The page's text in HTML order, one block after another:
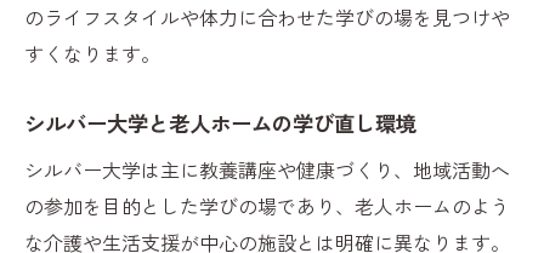
のライフスタイルや体力に合わせた学びの場を見つけや
すくなります。
シルバー大学と老人ホームの学び直し環境
シルバー大学は主に教養講座や健康づくり、地域活動へ
の参加を目的とした学びの場であり、老人ホームのよう
な介護や生活支援が中心の施設とは明確に異なります。